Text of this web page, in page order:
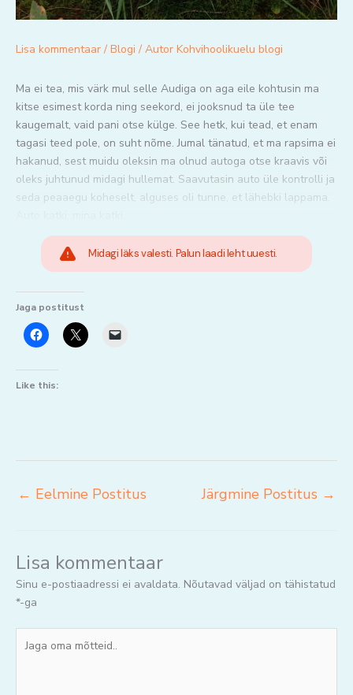
Lisa kommentaar / Blogi / Autor Kohvihoolikuelu blogi
Ma ei tea, mis värk mul selle Audiga on aga eile kohtusin ma
kitse esimest korda ning seekord, ei jooksnud ta üle tee
kaugemalt, vaid pani otse külge. See hetk, kui tead, et enam
tagasi teed pole, on suht nõme. Jumal tänatud, et ma rapsima ei
hakanud, sest muidu oleksin ma olnud autoga otse kraavis või
oleks juhtunud midagi hullemat. Saavutasin auto üle kontrolli ja
seda peaaegu koheselt, alguses oli tunne, et lähebki lappama.
Midagi läks valesti. Palun laadi leht uuesti.
Jaga postitust
Like this:
← Eelmine Postitus Järgmine Postitus →
Lisa kommentaar
Sinu e-postiaadressi ei avaldata. Nõutavad väljad on tähistatud
*-ga
oma